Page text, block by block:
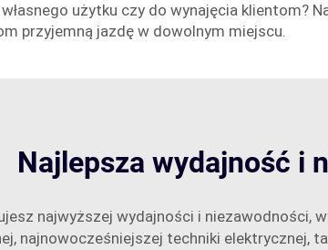
użytku czy do wynajęcia klientom?
przyjemną jazdę w dowolnym miejscu.
Najlepsza wydajność i
najwyższej wydajności i niezawodności,
najnowocześniejszej techniki elektrycznej,